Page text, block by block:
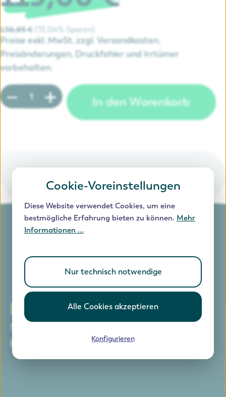
136,85 € 13.04% Sparen
Preise exkl. MwSt. zzgl. Versandkosten.
Preisänderungen, Druckfehler und Irrtümer
vorbehalten.
Produkt Anzahl: Gib den gewünschten
In den Warenkorb
Einfach telefonieren, ohne
sich drum kümmern zu
müssen.
Cookie-Voreinstellungen
Diese Website verwendet Cookies, um eine
bestmögliche Erfahrung bieten zu können. Mehr
Informationen ...
Nur technisch notwendige
Alle Cookies akzeptieren
Konfigurieren